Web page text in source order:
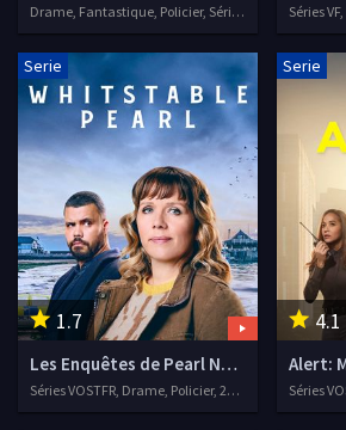
Drame, Fantastique, Policier, Séries VF, 2019 Séries
1.7
Serie
Les Enquêtes de Pearl Nolan
Séries VOSTFR, Drame, Policier, 2021
4.1
Serie
Alert:
Séries